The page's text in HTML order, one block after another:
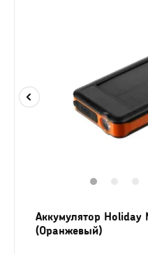
Аккумулятор Holiday
(Оранжевый)